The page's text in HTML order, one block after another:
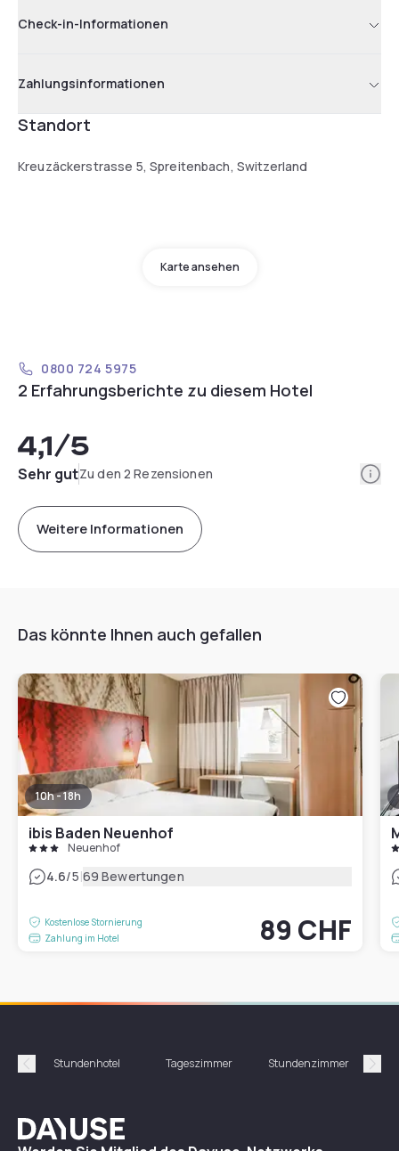
Check-in-Informationen
Zahlungsinformationen
Standort
Kreuzäckerstrasse 5, Spreitenbach, Switzerland
Karte ansehen
0800 724 5975
2 Erfahrungsberichte zu diesem Hotel
4,1/5
Sehr gutZu den 2 Rezensionen
Weitere Informationen
Das könnte Ihnen auch gefallen
10h - 18h
ibis Baden Neuenhof
Neuenhof
4.6/5|69 Bewertungen
Kostenlose Stornierung
Zahlung im Hotel
89 CHF
Précédent
Stundenhotel Tageszimmer Stundenzimmer
Dayuse